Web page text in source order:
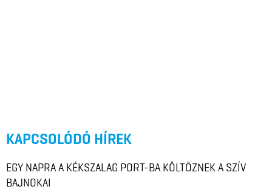
KAPCSOLÓDÓ HÍREK
EGY NAPRA A KÉKSZALAG PORT-BA KÖLTÖZNEK A SZÍV
BAJNOKAI